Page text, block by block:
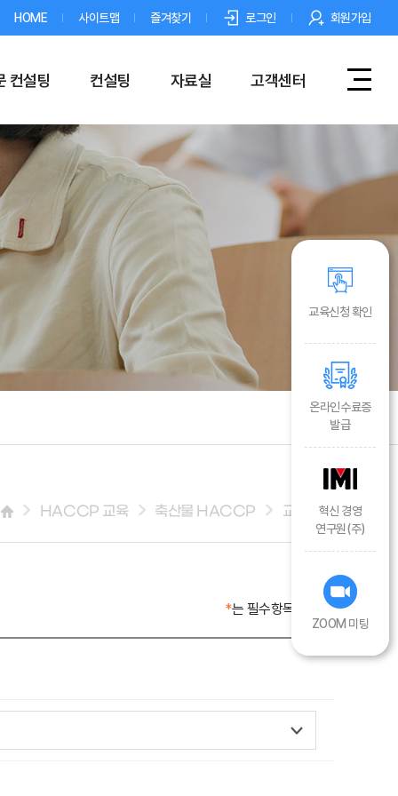
HOME 사이트맵 즐겨찾기 로그인 회원가입
컨설팅 컨설팅 자료실 고객센터
HACCP 교육 축산물 HACCP 교육신청
*는 필수항목입니다.
교육신청 확인
온라인수료증
발급
혁신 경영
연구원(주)
ZOOM 미팅